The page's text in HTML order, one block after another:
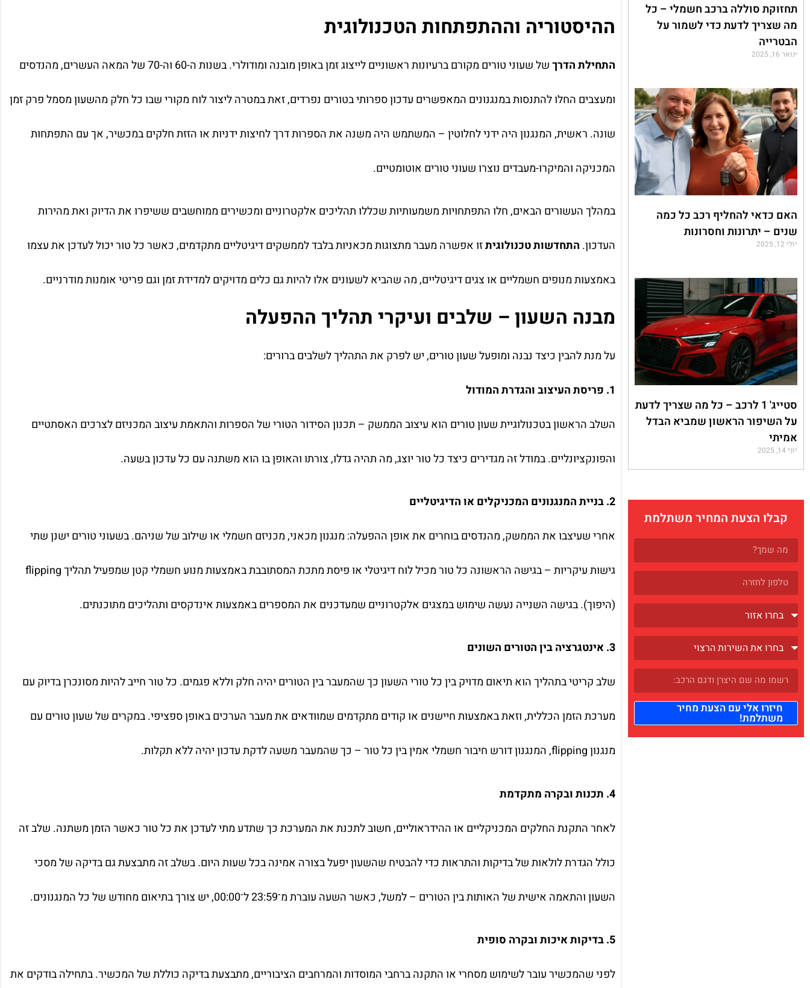
תחזוקת סוללה ברכב חשמלי – כל
מה שצריך לדעת כדי לשמור על
הבטרייה
ינואר 16, 2025
האם כדאי להחליף רכב כל כמה
שנים – יתרונות וחסרונות
יולי 12, 2025
סטייג' 1 לרכב – כל מה שצריך לדעת
על השיפור הראשון שמביא הבדל
אמיתי
יוני 14, 2025
קבלו הצעת המחיר משתלמת
חיזרו אלי עם הצעת מחיר
משתלמת!
ההיסטוריה וההתפתחות הטכנולוגית
התחילת הדרך של שעוני טורים מקורם ברעיונות ראשוניים לייצוג זמן באופן מובנה ומודולרי. בשנות ה-60 וה-70 של המאה העשרים, מהנדסים
ומעצבים החלו להתנסות במנגנונים המאפשרים עדכון ספרותי בטורים נפרדים, זאת במטרה ליצור לוח מקורי שבו כל חלק מהשעון מסמל פרק זמן
שונה. ראשית, המנגנון היה ידני לחלוטין – המשתמש היה משנה את הספרות דרך לחיצות ידניות או הזזת חלקים במכשיר, אך עם התפתחות
המכניקה והמיקרו-מעבדים נוצרו שעוני טורים אוטומטיים.
במהלך העשורים הבאים, חלו התפתחויות משמעותיות שכללו תהליכים אלקטרוניים ומכשירים ממוחשבים ששיפרו את הדיוק ואת מהירות
העדכון. התחדשות טכנולוגיתזו אפשרה מעבר מתצוגות מכאניות בלבד לממשקים דיגיטליים מתקדמים, כאשר כל טור יכול לעדכן את עצמו
באמצעות מנופים חשמליים או צגים דיגיטליים, מה שהביא לשעונים אלו להיות גם כלים מדויקים למדידת זמן וגם פריטי אומנות מודרניים.
מבנה השעון – שלבים ועיקרי תהליך ההפעלה
על מנת להבין כיצד נבנה ומופעל שעון טורים, יש לפרק את התהליך לשלבים ברורים:
1. פריסת העיצוב והגדרת המודול
השלב הראשון בטכנולוגיית שעון טורים הוא עיצוב הממשק – תכנון הסידור הטורי של הספרות והתאמת עיצוב המכניזם לצרכים האסתטיים
והפונקציונליים. במודל זה מגדירים כיצד כל טור יוצג, מה תהיה גדלו, צורתו והאופן בו הוא משתנה עם כל עדכון בשעה.
2. בניית המנגנונים המכניקלים או הדיגיטליים
אחרי שעיצבו את הממשק, מהנדסים בוחרים את אופן ההפעלה: מנגנון מכאני, מכניזם חשמלי או שילוב של שניהם. בשעוני טורים ישנן שתי
גישות עיקריות – בגישה הראשונה כל טור מכיל לוח דיגיטלי או פיסת מתכת המסתובבת באמצעות מנוע חשמלי קטן שמפעיל תהליך flipping
(היפוך). בגישה השנייה נעשה שימוש במצגים אלקטרוניים שמעדכנים את המספרים באמצעות אינדקסים ותהליכים מתוכנתים.
3. אינטגרציה בין הטורים השונים
שלב קריטי בתהליך הוא תיאום מדויק בין כל טורי השעון כך שהמעבר בין הטורים יהיה חלק וללא פגמים. כל טור חייב להיות מסונכרן בדיוק עם
מערכת הזמן הכללית, וזאת באמצעות חיישנים או קודים מתקדמים שמוודאים את מעבר הערכים באופן ספציפי. במקרים של שעון טורים עם
מנגנון flipping, המנגנון דורש חיבור חשמלי אמין בין כל טור – כך שהמעבר משעה לדקת עדכון יהיה ללא תקלות.
4. תכנות ובקרה מתקדמת
לאחר התקנת החלקים המכניקליים או ההידראוליים, חשוב לתכנת את המערכת כך שתדע מתי לעדכן את כל טור כאשר הזמן משתנה. שלב זה
כולל הגדרת לולאות של בדיקות והתראות כדי להבטיח שהשעון יפעל בצורה אמינה בכל שעות היום. בשלב זה מתבצעת גם בדיקה של מסכי
השעון והתאמה אישית של האותות בין הטורים – למשל, כאשר השעה עוברת מ־23:59 ל־00:00, יש צורך בתיאום מחודש של כל המנגנונים.
5. בדיקות איכות ובקרה סופית
לפני שהמכשיר עובר לשימוש מסחרי או התקנה ברחבי המוסדות והמרחבים הציבוריים, מתבצעת בדיקה כוללת של המכשיר. בתחילה בודקים את